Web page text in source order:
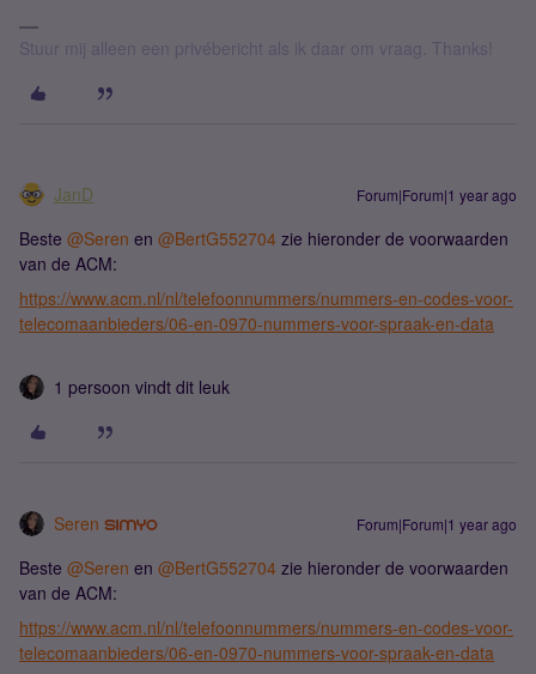
Stuur mij alleen een privébericht als ik daar om vraag. Thanks!
JanD Forum|Forum|1 year ago
Beste ​ @Seren en ​ @BertG552704 zie hieronder de voorwaarden
van de ACM:
https://www.acm.nl/nl/telefoonnummers/nummers-en-codes-voor-
telecomaanbieders/06-en-0970-nummers-voor-spraak-en-data
1 persoon vindt dit leuk
Seren Forum|Forum|1 year ago
Beste ​ @Seren en ​ @BertG552704 zie hieronder de voorwaarden
van de ACM:
https://www.acm.nl/nl/telefoonnummers/nummers-en-codes-voor-
telecomaanbieders/06-en-0970-nummers-voor-spraak-en-data